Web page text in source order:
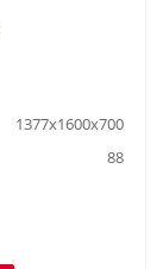
1377x1600x700
88